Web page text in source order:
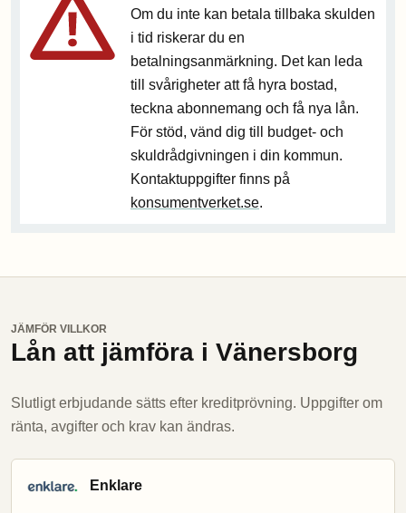
Om du inte kan betala tillbaka skulden
i tid riskerar du en
betalningsanmärkning. Det kan leda
till svårigheter att få hyra bostad,
teckna abonnemang och få nya lån.
För stöd, vänd dig till budget- och
skuldrådgivningen i din kommun.
Kontaktuppgifter finns på
konsumentverket.se.
JÄMFÖR VILLKOR
Lån att jämföra i Vänersborg
Slutligt erbjudande sätts efter kreditprövning. Uppgifter om
ränta, avgifter och krav kan ändras.
Enklare